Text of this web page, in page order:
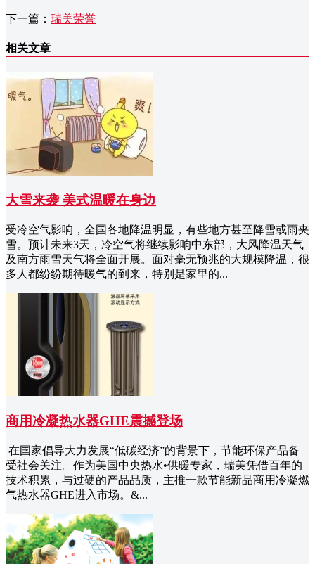
下一篇： 瑞美荣誉
相关文章
大雪来袭 美式温暖在身边
受冷空气影响，全国各地降温明显，有些地方甚至降雪或雨夹
雪。预计未来3天，冷空气将继续影响中东部，大风降温天气
及南方雨雪天气将全面开展。面对毫无预兆的大规模降温，很
多人都纷纷期待暖气的到来，特别是家里的...
商用冷凝热水器GHE震撼登场
在国家倡导大力发展“低碳经济”的背景下，节能环保产品备
受社会关注。作为美国中央热水•供暖专家，瑞美凭借百年的
技术积累，与过硬的产品品质，主推一款节能新品商用冷凝燃
气热水器GHE进入市场。&...